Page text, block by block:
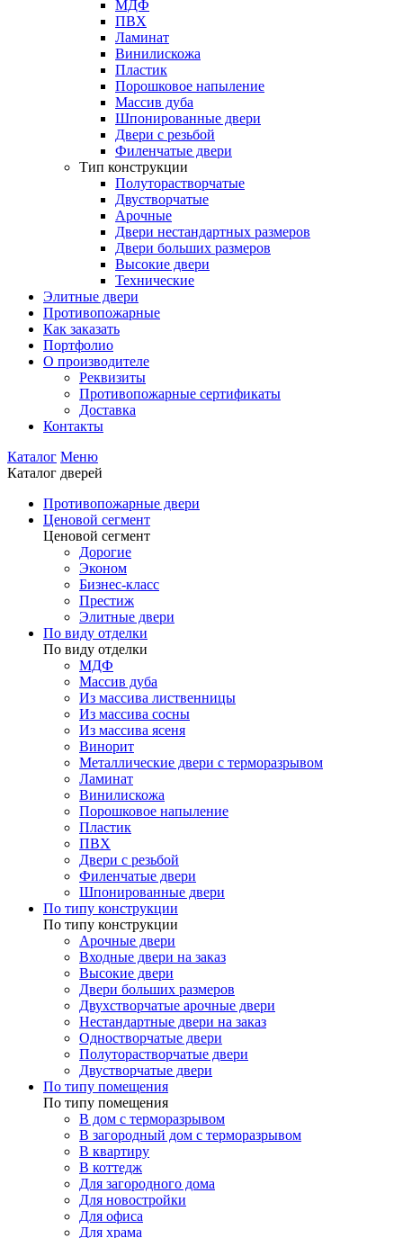
МДФ
ПВХ
Ламинат
Винилискожа
Пластик
Порошковое напыление
Массив дуба
Шпонированные двери
Двери с резьбой
Филенчатые двери
Тип конструкции
Полуторастворчатые
Двустворчатые
Арочные
Двери нестандартных размеров
Двери больших размеров
Высокие двери
Технические
Элитные двери
Противопожарные
Как заказать
Портфолио
О производителе
Реквизиты
Противопожарные сертификаты
Доставка
Контакты
Каталог Меню
Каталог дверей
Противопожарные двери
Ценовой сегмент
Ценовой сегмент
Дорогие
Эконом
Бизнес-класс
Престиж
Элитные двери
По виду отделки
По виду отделки
МДФ
Массив дуба
Из массива лиственницы
Из массива сосны
Из массива ясеня
Винорит
Металлические двери с терморазрывом
Ламинат
Винилискожа
Порошковое напыление
Пластик
ПВХ
Двери с резьбой
Филенчатые двери
Шпонированные двери
По типу конструкции
По типу конструкции
Арочные двери
Входные двери на заказ
Высокие двери
Двери больших размеров
Двухстворчатые арочные двери
Нестандартные двери на заказ
Одностворчатые двери
Полуторастворчатые двери
Двустворчатые двери
По типу помещения
По типу помещения
В дом с терморазрывом
В загородный дом с терморазрывом
В квартиру
В коттедж
Для загородного дома
Для новостройки
Для офиса
Для храма